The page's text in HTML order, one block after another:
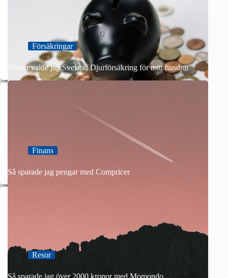
Försäkringar
Därför valde jag Sveland Djurförsäkring för mitt husdjur
Finans
Så sparade jag pengar med Compricer
Resor
Så sparade jag över 2000 kronor med Momondo